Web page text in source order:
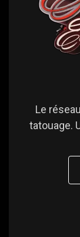
Le
tatouage.